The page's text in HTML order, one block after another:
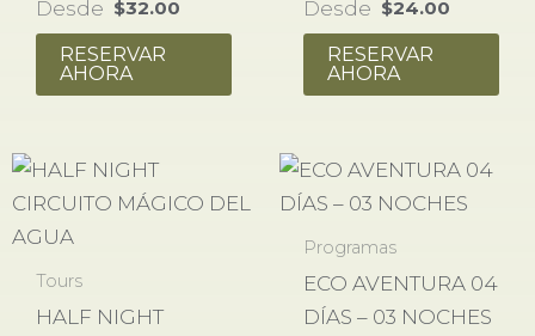
Desde $32.00
RESERVAR
AHORA
Desde $24.00
RESERVAR
AHORA
Tours
HALF NIGHT
Programas
ECO AVENTURA 04
DÍAS – 03 NOCHES